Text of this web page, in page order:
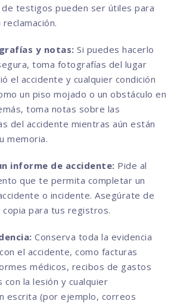
testigos pueden ser útiles para
y notas: Si puedes hacerlo
toma fotografías del lugar
el accidente y cualquier condición
un piso mojado o un obstáculo en
toma notas sobre las
del accidente mientras aún están
memoria.
informe de accidente: Pide al
que te permita completar un
o incidente. Asegúrate de
para tus registros.
Conserva toda la evidencia
el accidente, como facturas
médicos, recibos de gastos
con la lesión y cualquier
escrita (por ejemplo, correos